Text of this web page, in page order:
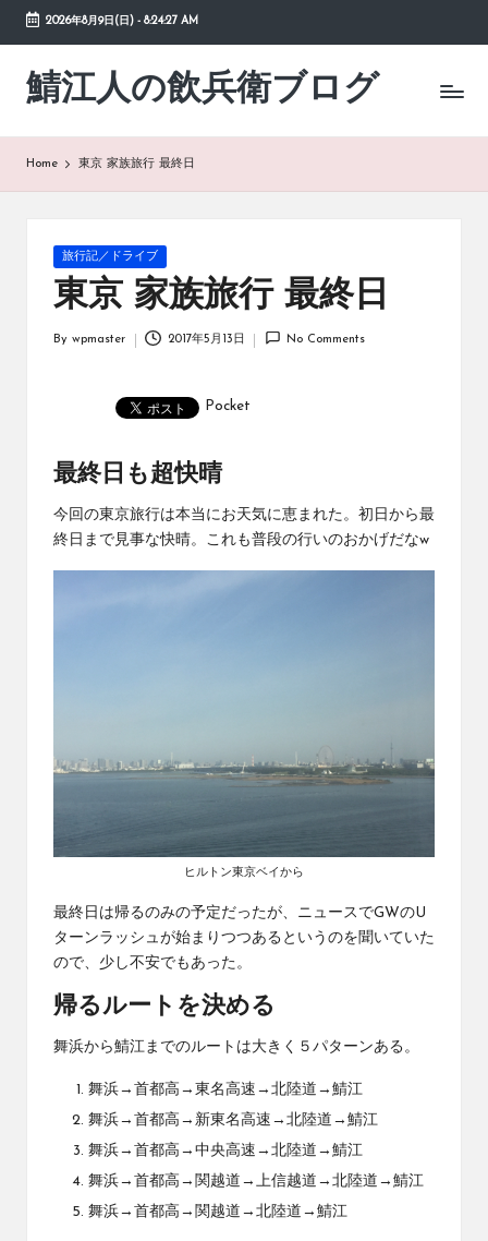
Skip
content
2026年8月9日(日)- 8:24:27 AM
鯖江人の飲兵衛ブログ
日々
の
Home 東京 家族旅行 最終日
Posted
旅行記／ドライブ
東京 家族旅行 最終日
By wpmaster 2017年5月13日 No Comments
Pocket
最終日も超快晴
今回の東京旅行は本当にお天気に恵まれた。初日から最
終日まで見事な快晴。これも普段の行いのおかげだなw
ヒルトン東京ベイから
最終日は帰るのみの予定だったが、ニュースでGWのU
ターンラッシュが始まりつつあるというのを聞いていた
ので、少し不安でもあった。
帰るルートを決める
舞浜から鯖江までのルートは大きく５パターンある。
舞浜→首都高→東名高速→北陸道→鯖江
舞浜→首都高→新東名高速→北陸道→鯖江
舞浜→首都高→中央高速→北陸道→鯖江
舞浜→首都高→関越道→上信越道→北陸道→鯖江
舞浜→首都高→関越道→北陸道→鯖江